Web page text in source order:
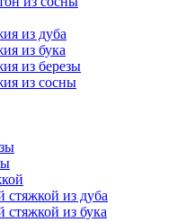
из дуба
из бука
из березы
из сосны
стяжкой из дуба
стяжкой из бука